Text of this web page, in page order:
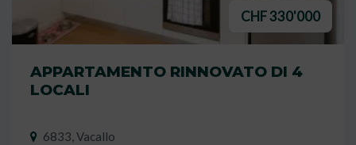
CHF 330'000
APPARTAMENTO RINNOVATO DI 4
LOCALI
6833, Vacallo